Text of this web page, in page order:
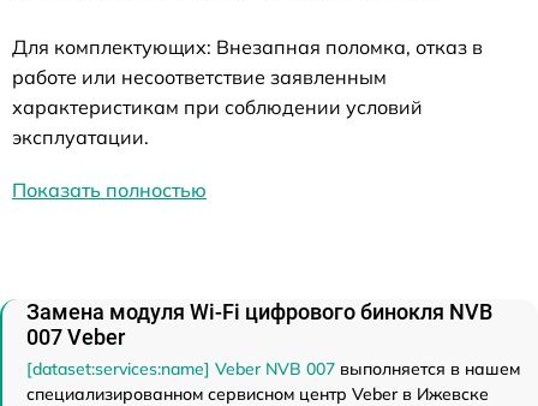
Для комплектующих: Внезапная поломка, отказ в
работе или несоответствие заявленным
характеристикам при соблюдении условий
эксплуатации.
Показать полностью
Замена модуля Wi-Fi цифрового бинокля NVB
007 Veber
[dataset:services:name] Veber NVB 007 выполняется в нашем
специализированном сервисном центр Veber в Ижевске